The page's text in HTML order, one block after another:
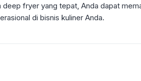
fryer yang tepat, Anda dapat
di bisnis kuliner Anda.